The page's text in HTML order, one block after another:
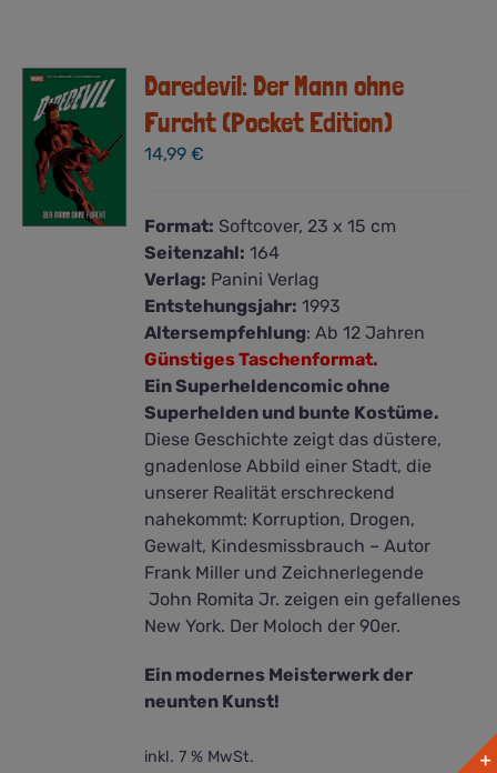
Daredevil: Der Mann ohne
Furcht (Pocket Edition)
14,99€
Format: Softcover, 23 x 15 cm
Seitenzahl: 164
Verlag: Panini Verlag
Entstehungsjahr: 1993
Altersempfehlung: Ab 12 Jahren
Günstiges Taschenformat.
Ein Superheldencomic ohne
Superhelden und bunte Kostüme.
Diese Geschichte zeigt das düstere,
gnadenlose Abbild einer Stadt, die
unserer Realität erschreckend
nahekommt: Korruption, Drogen,
Gewalt, Kindesmissbrauch – Autor
Frank Miller und Zeichnerlegende
John Romita Jr. zeigen ein gefallenes
New York. Der Moloch der 90er.
Ein modernes Meisterwerk der
neunten Kunst!
inkl. 7 % MwSt.